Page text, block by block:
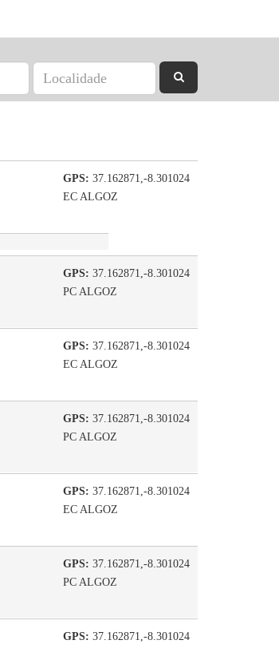
GPS: 37.162871,-8.301024
EC ALGOZ
GPS: 37.162871,-8.301024
PC ALGOZ
GPS: 37.162871,-8.301024
EC ALGOZ
GPS: 37.162871,-8.301024
PC ALGOZ
GPS: 37.162871,-8.301024
EC ALGOZ
GPS: 37.162871,-8.301024
PC ALGOZ
GPS: 37.162871,-8.301024